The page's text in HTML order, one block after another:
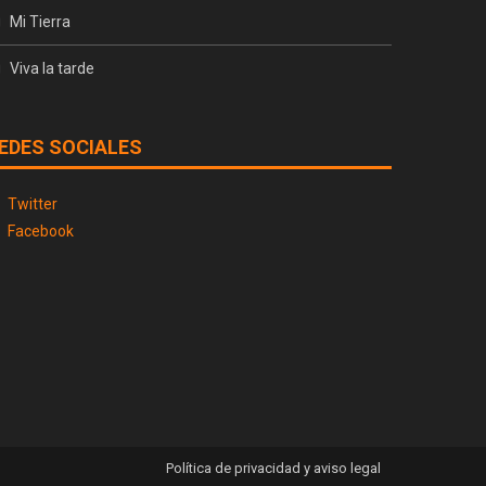
Mi Tierra
Viva la tarde
SOCIALES
Twitter
Facebook
Política de privacidad y aviso legal